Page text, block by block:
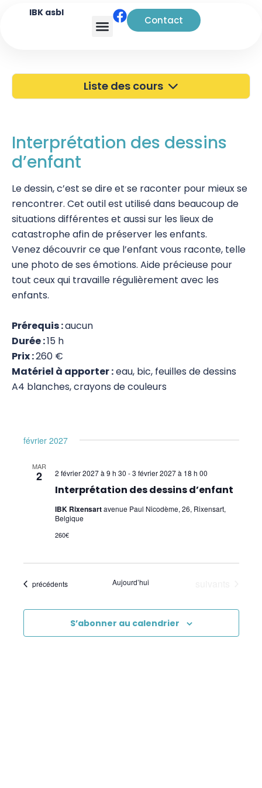
IBK asbl
Contact
Liste des cours
Portes Ouvertes
Atelier à Bruxelles
Découverte
Kinésiologie
Pratiques supervisées – Examens
EFT et Tapping
Psychogénéalogie
Autres Formations
Communication et Trauma
EmRes
Interprétation des dessins d'enfant
S'ouvrir à l'enfant
Premiers Secours
Interprétation des dessins
d’enfant
Le dessin, c’est se dire et se raconter pour mieux se
rencontrer. Cet outil est utilisé dans beaucoup de
situations différentes et aussi sur les lieux de
catastrophe afin de préserver les enfants.
Venez découvrir ce que l’enfant vous raconte, telle
une photo de ses émotions. Aide précieuse pour
tout ceux qui travaille régulièrement avec les
enfants.
Prérequis :aucun
Durée :15 h
Prix :260 €
Matériel à apporter :eau, bic, feuilles de dessins
A4 blanches, crayons de couleurs
février 2027
MAR
2
Interprétation des dessins d’enfant
2 février 2027 à 9 h 30 -3 février 2027 à 18 h 00
IBK Rixensartavenue Paul Nicodème, 26, Rixensart,
Belgique
260€
Évènements
précédents Aujourd’hui
S’abonner au calendrier